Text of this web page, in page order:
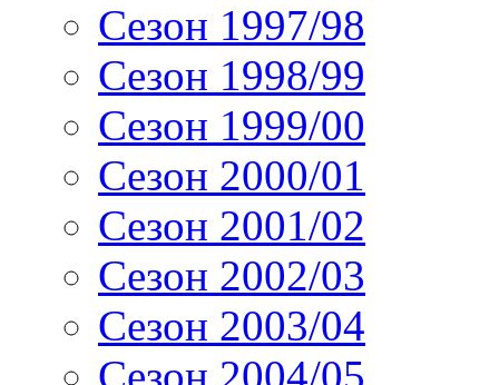
Сезон 1997/98
Сезон 1998/99
Сезон 1999/00
Сезон 2000/01
Сезон 2001/02
Сезон 2002/03
Сезон 2003/04